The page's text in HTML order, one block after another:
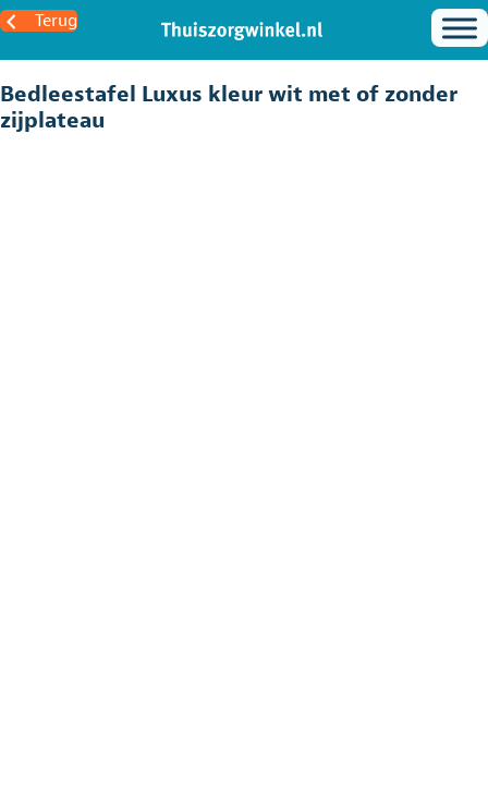
Terug
Bedleestafel Luxus kleur wit met of zonder
zijplateau